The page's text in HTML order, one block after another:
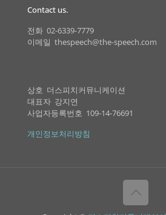
Contact us.
전화 02-6339-7779
이메일 thespeech@the-speech.com
상호 더스피치커뮤니케이션
대표자 강지연
사업자등록번호 109-14-76691
개인정보처리방침